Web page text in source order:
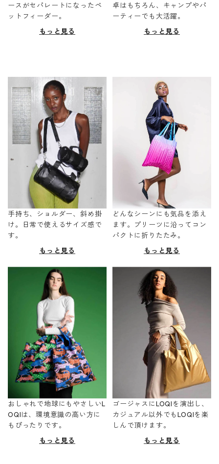
ースがセパレートになったペ
ットフィーダー。
もっと見る
卓はもちろん、キャンプやパ
ーティーでも大活躍。
もっと見る
手持ち、ショルダー、斜め掛
け。日常で使えるサイズ感で
す。
もっと見る
どんなシーンにも気品を添え
ます。プリーツに沿ってコン
パクトに折りたたみ。
もっと見る
おしゃれで地球にもやさしいL
OQIは、環境意識の高い方に
もぴったりです。
もっと見る
ゴージャスにLOQIを演出し、
カジュアル以外でもLOQIを楽
しんで頂けます。
もっと見る